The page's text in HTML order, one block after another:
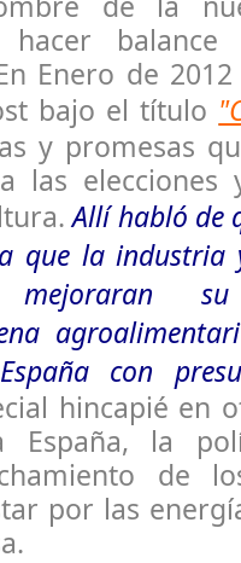
hacer
Enero de
bajo el título
y promesas
las
Allí habló de
que la industria
mejoraran
con
hincapié en
España, la
de
por las